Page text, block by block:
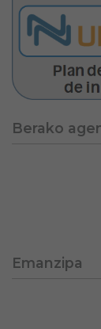
Berako
Emanzipa